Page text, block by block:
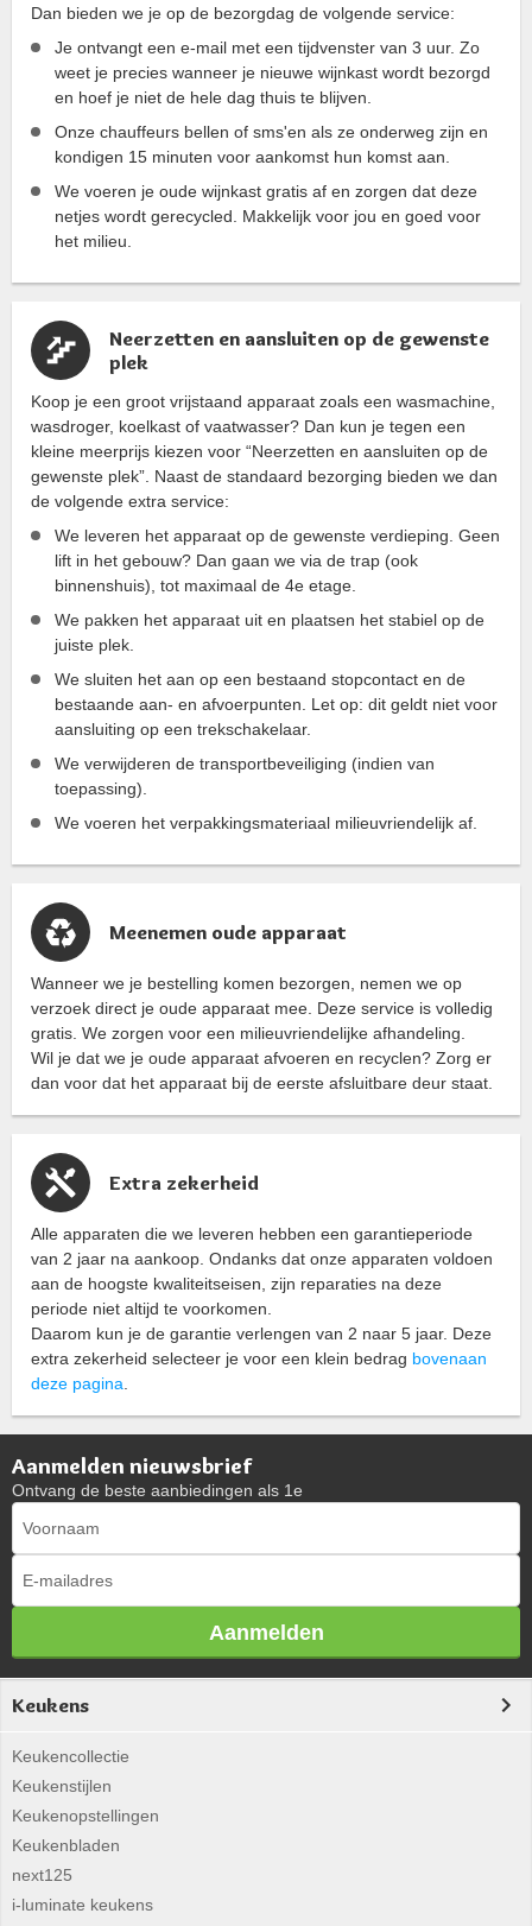
Dan bieden we je op de bezorgdag de volgende service:
Je ontvangt een e-mail met een tijdvenster van 3 uur. Zo
weet je precies wanneer je nieuwe wijnkast wordt bezorgd
en hoef je niet de hele dag thuis te blijven.
Onze chauffeurs bellen of sms'en als ze onderweg zijn en
kondigen 15 minuten voor aankomst hun komst aan.
We voeren je oude wijnkast gratis af en zorgen dat deze
netjes wordt gerecycled. Makkelijk voor jou en goed voor
het milieu.
Neerzetten en aansluiten op de gewenste
plek
Koop je een groot vrijstaand apparaat zoals een wasmachine,
wasdroger, koelkast of vaatwasser? Dan kun je tegen een
kleine meerprijs kiezen voor “Neerzetten en aansluiten op de
gewenste plek”. Naast de standaard bezorging bieden we dan
de volgende extra service:
We leveren het apparaat op de gewenste verdieping. Geen
lift in het gebouw? Dan gaan we via de trap (ook
binnenshuis), tot maximaal de 4e etage.
We pakken het apparaat uit en plaatsen het stabiel op de
juiste plek.
We sluiten het aan op een bestaand stopcontact en de
bestaande aan- en afvoerpunten. Let op: dit geldt niet voor
aansluiting op een trekschakelaar.
We verwijderen de transportbeveiliging (indien van
toepassing).
We voeren het verpakkingsmateriaal milieuvriendelijk af.
Meenemen oude apparaat
Wanneer we je bestelling komen bezorgen, nemen we op
verzoek direct je oude apparaat mee. Deze service is volledig
gratis. We zorgen voor een milieuvriendelijke afhandeling.
Wil je dat we je oude apparaat afvoeren en recyclen? Zorg er
dan voor dat het apparaat bij de eerste afsluitbare deur staat.
Extra zekerheid
Alle apparaten die we leveren hebben een garantieperiode
van 2 jaar na aankoop. Ondanks dat onze apparaten voldoen
aan de hoogste kwaliteitseisen, zijn reparaties na deze
periode niet altijd te voorkomen.
Daarom kun je de garantie verlengen van 2 naar 5 jaar. Deze
extra zekerheid selecteer je voor een klein bedrag bovenaan
deze pagina
Aanmelden nieuwsbrief
Ontvang de beste aanbiedingen als 1e
Aanmelden
Keukens
Keukencollectie
Keukenstijlen
Keukenopstellingen
Keukenbladen
next125
i-luminate keukens